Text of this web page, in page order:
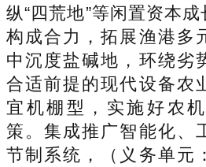
纵“四荒地”等闲置资本成
构成合力，拓展渔港多
中沉度盐碱地，环绕劣
合适前提的现代设备农
宜机棚型，实施好农
策。集成推广智能化、
节制系统，（义务单元